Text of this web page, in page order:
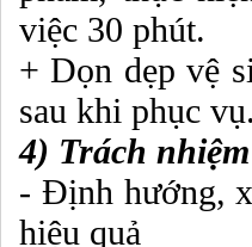
việc 30 phút.
+ Dọn dẹp vệ
sau khi phục vụ.
4) Trách
- Định hướng,
hiệu quả